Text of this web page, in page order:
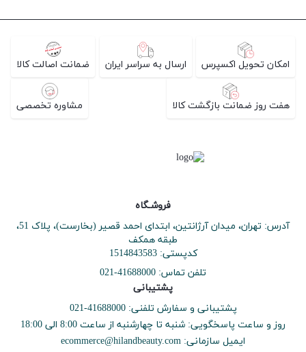
امکان تحویل اکسپرس ارسال به سراسر ایران ضمانت اصالت کالا
هفت روز ضمانت بازگشت کالا مشاوره تخصصی
فروشـگاه
آدرس: تهران، میدان آرژانتین، ابتدای احمد قصیر (بخارست)، پلاک 51،
طبقه همکف
کدپستی: 1514843583
تلفن تماس: 41688000-021
پشتیبانی
پشتیبانی و سفارش تلفنی: 41688000-021
روز و ساعت پاسخگویی: شنبه تا چهارشنبه از ساعت 8:00 الی 18:00
ایمیل سازمانی: ecommerce@hilandbeauty.com